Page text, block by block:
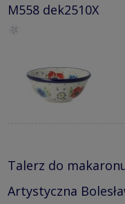
M558 dek2510X
Talerz do
Artystyczna